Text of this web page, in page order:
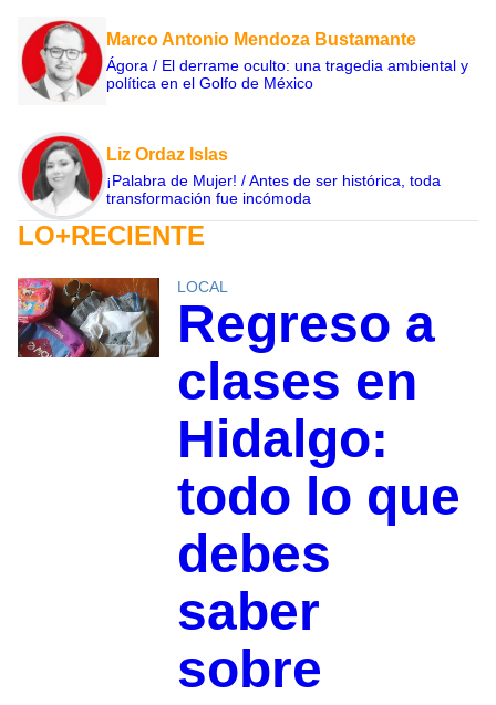
Marco Antonio Mendoza Bustamante
Ágora / El derrame oculto: una tragedia ambiental y
política en el Golfo de México
Liz Ordaz Islas
¡Palabra de Mujer! / Antes de ser histórica, toda
transformación fue incómoda
LO+RECIENTE
LOCAL
Regreso a
clases en
Hidalgo:
todo lo que
debes
saber
sobre